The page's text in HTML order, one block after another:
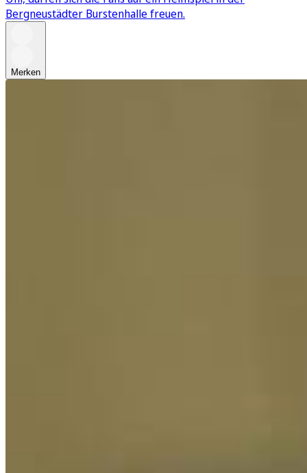
Bergneustädter Burstenhalle freuen.
Merken